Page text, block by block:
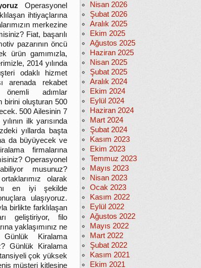
Operasyonel
ihtiyaçlarına
merkezine
Fiat, başarılı
pazarının öncü
ürün gamımızla,
2014 yılında
odaklı hizmet
arenada rekabet
adımlar
birini oluşturan 500
500 Ailesinin 7
ilk yarısında
yıllarda başta
da büyüyecek ve
firmalarına
Operasyonel
musunuz?
olarak
en iyi şekilde
ulaşıyoruz.
birlikte farklılaşan
geliştiriyor, filo
yaklaşımınız ne
Kiralama
Günlük Kiralama
çok yüksek
müşteri kitlesine
Nisan 2026
Şubat 2026
Aralık 2025
Ekim 2025
Ağustos 2025
Haziran 2025
Nisan 2025
Şubat 2025
Aralık 2024
Ekim 2024
Eylül 2024
Haziran 2024
Mart 2024
Şubat 2024
Kasım 2023
Ekim 2023
Temmuz 2023
Mayıs 2023
Nisan 2023
Ocak 2023
Kasım 2022
Eylül 2022
Ağustos 2022
Mayıs 2022
Mart 2022
Şubat 2022
Kasım 2021
Ekim 2021